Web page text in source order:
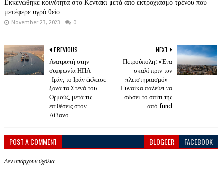
Εκκενώθηκε κοινότητα στο Κεντάκι μετά από εκτροχιασμό τρένου που
μετέφερε υγρό θείο
November 23, 2023 0
NEXT
Πετρούπολη: «Ένα
σκαλί πριν τον
πλειστηριασμό» –
Γυναίκα παλεύει να
σώσει το σπίτι της
από fund
PREVIOUS
Ανατροπή στην
συμφωνία ΗΠΑ
-Ιράν, το Ιράν έκλεισε
ξανά τα Στενά του
Ορμούζ, μετά τις
επιθέσεις στον
Λίβανο
POST A COMMENT BLOGGER FACEBOOK
Δεν υπάρχουν σχόλια